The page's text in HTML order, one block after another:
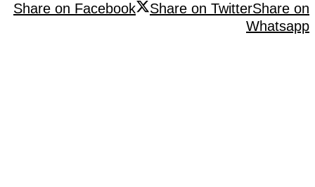
Share on Facebook
Share on TwitterShare on
Whatsapp